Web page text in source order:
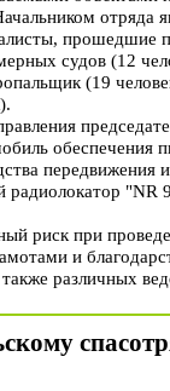
отряда
прошедшие
судов (12
(19
обеспечения
передвижения
"NR
риск при
и
различных